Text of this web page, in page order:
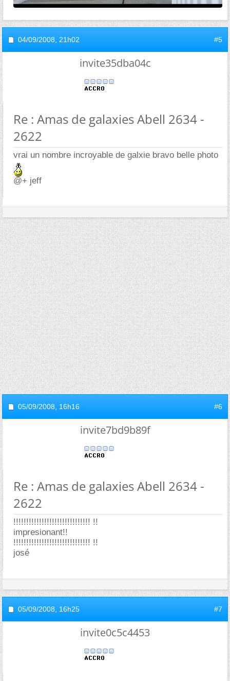
04/09/2008, 21h02 #5
invite35dba04c
Re : Amas de galaxies Abell 2634 -
2622
vrai un nombre incroyable de galxie bravo belle photo
@+ jeff
05/09/2008, 16h16 #6
invite7bd9b89f
Re : Amas de galaxies Abell 2634 -
2622
!!!!!!!!!!!!!!!!!!!!!!!!!!!!!! !!
impresionant!!
!!!!!!!!!!!!!!!!!!!!!!!!!!!!!! !!
josé
05/09/2008, 16h25 #7
invite0c5c4453